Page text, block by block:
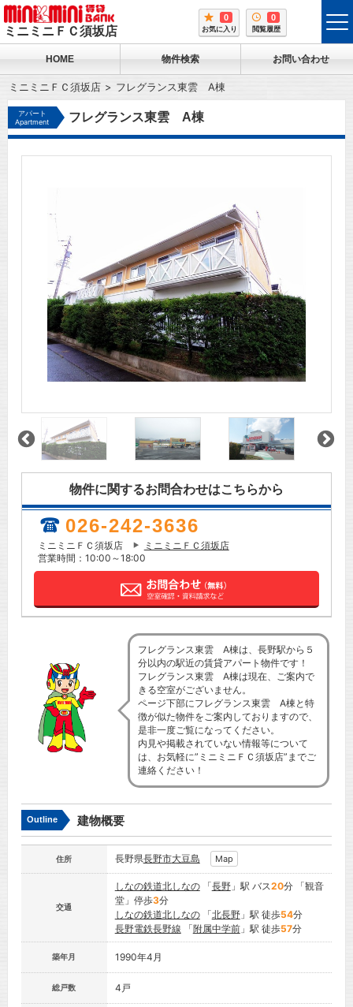
ミニミニＦＣ須坂店
0
お気に入り
0
閲覧履歴
HOME 物件検索 お問い合わせ
ミニミニＦＣ須坂店 フレグランス東雲 A棟
アパート
Apartment
フレグランス東雲 A棟
物件に関するお問合わせはこちらから
026-242-3636
ミニミニＦＣ須坂店
ミニミニＦＣ須坂店
営業時間：10:00～18:00
フレグランス東雲 A棟は、長野駅から５
分以内の駅近の賃貸アパート物件です！
フレグランス東雲 A棟は現在、ご案内で
きる空室がございません。
ページ下部にフレグランス東雲 A棟と特
徴が似た物件をご案内しておりますので、
是非一度ご覧になってください。
内見や掲載されていない情報等について
は、お気軽に”ミニミニＦＣ須坂店”までご
連絡ください！
Outline 建物概要
住所 長野県長野市大豆島 Map
交通
しなの鉄道北しなの「長野」駅 バス20分 「観音
堂」停歩3分
しなの鉄道北しなの「北長野」駅 徒歩54分
長野電鉄長野線 「附属中学前」駅 徒歩57分
築年月 1990年4月
総戸数 4戸